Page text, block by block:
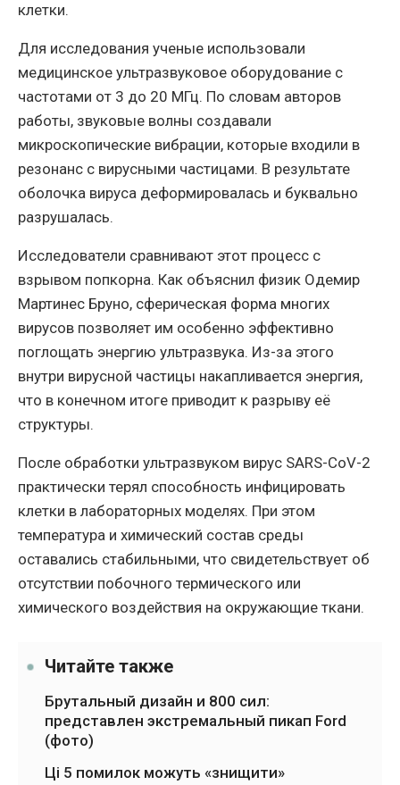
клетки.
Для исследования ученые использовали
медицинское ультразвуковое оборудование с
частотами от 3 до 20 МГц. По словам авторов
работы, звуковые волны создавали
микроскопические вибрации, которые входили в
резонанс с вирусными частицами. В результате
оболочка вируса деформировалась и буквально
разрушалась.
Исследователи сравнивают этот процесс с
взрывом попкорна. Как объяснил физик Одемир
Мартинес Бруно, сферическая форма многих
вирусов позволяет им особенно эффективно
поглощать энергию ультразвука. Из-за этого
внутри вирусной частицы накапливается энергия,
что в конечном итоге приводит к разрыву её
структуры.
После обработки ультразвуком вирус SARS-CoV-2
практически терял способность инфицировать
клетки в лабораторных моделях. При этом
температура и химический состав среды
оставались стабильными, что свидетельствует об
отсутствии побочного термического или
химического воздействия на окружающие ткани.
Читайте также
Брутальный дизайн и 800 сил:
представлен экстремальный пикап Ford
(фото)
Ці 5 помилок можуть «знищити»